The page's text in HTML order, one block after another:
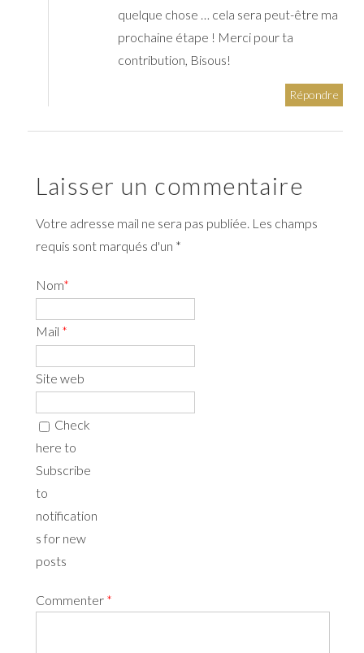
quelque chose … cela sera peut-être ma
prochaine étape ! Merci pour ta
contribution, Bisous!
Répondre
Laisser un commentaire
Votre adresse mail ne sera pas publiée. Les champs
requis sont marqués d'un *
Nom*
Mail *
Site web
Check
here to
Subscribe
to
notification
s for new
posts
Commenter *